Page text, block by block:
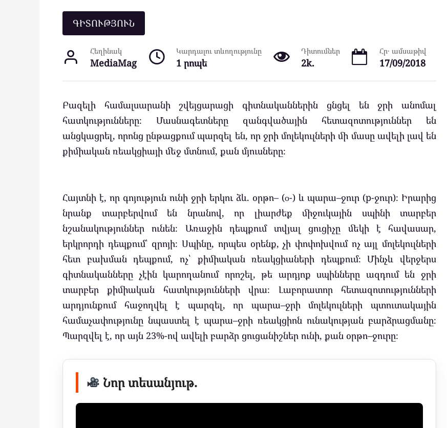
ԳԻՏՈՒԹՅՈՒՆ
Հեղինակ
MediaMag
Կարդալու տևողությունը
1 րոպե
Դիտումներ
2k.
Հր․ ամսաթիվ
17/09/2018
Բազելի համալսարանի շվեյցարացի գիտնականներին ցնցել են ջրի անոմալ
հատկությունները։ Մասնագետները զանգվածային հետազոտություններ են
անցկացրել, որոնց ընթացքում պարզել են, որ ջրի մոլեկուլների մի մասը ավելի լավ են
քիմիական ռեակցիայի մեջ մտնում, քան մյուսները։
Հայտնի է, որ գոյություն ունի ջրի երկու ձև. օրթո– (о-) և պարա–ջուր (p-ջուր)։ Իրարից
նրանք տարբերվում են նրանով, որ լիարժեք միջուկային սպինի տարբեր
նշանակություններ ունեն։ Առաջին դեպքում տվյալ ցուցիչը մեկի է հավասար,
երկրորդի դեպքում՝ զրոյի։ Սպինը, որպես օրենք, չի փոփոխվում ոչ այլ մոլեկուլների
հետ բախման դեպքում, ոչ՝ քիմիական ռեակցիաների դեպքում։ Մինչև վերջերս
գիտնականները չէին կարողանում որոշել, թե արդյոք սպինները ազդում են ջրի
տարբեր քիմիական հատկությունների վրա։ Լաբորատոր հետազոտությունների
արդյունքում հաջողվել է պարզել, որ պարա–ջրի մոլեկուլների պտուտակային
համաչափությունը նպաստել է պարա–ջրի ռեակցիոն ունակության բարձրացմանը։
Պարզվել է, որ այն 23%-ով ավելի բարձր ցուցանիշներ ունի, քան օրթո–ջուրը։
Նոր տեսանյութ.